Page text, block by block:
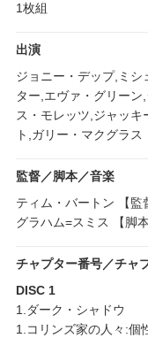
1枚組
出演
ジョニー・デップ,ミシ
ター,エヴァ・グリー
ス・モレッツ,ジャッ
ト,ガリー・マクグラス
監督／脚本／音楽
ティム・バートン 【監
グラハム=スミス 【脚本
チャプター番号／チャ
DISC 1
1.ダーク・シャドウ
1.コリンズ家の人々:個